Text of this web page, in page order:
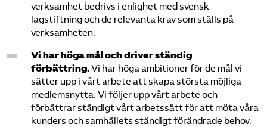
verksamhet bedrivs i enlighet med svensk
lagstiftning och de relevanta krav som ställs på
verksamheten.
Vi har höga mål och driver ständig
förbättring.Vi har höga ambitioner för de mål vi
sätter upp i vårt arbete att skapa största möjliga
medlemsnytta. Vi följer upp vårt arbete och
förbättrar ständigt vårt arbetssätt för att möta våra
kunders och samhällets ständigt förändrade behov.